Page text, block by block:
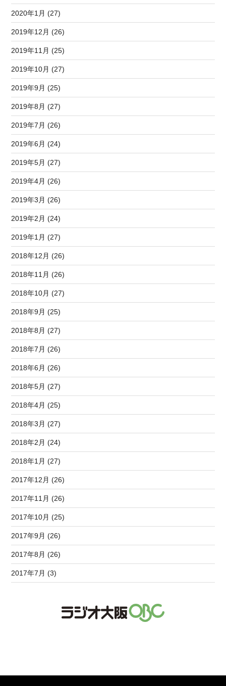
2020年1月 (27)
2019年12月 (26)
2019年11月 (25)
2019年10月 (27)
2019年9月 (25)
2019年8月 (27)
2019年7月 (26)
2019年6月 (24)
2019年5月 (27)
2019年4月 (26)
2019年3月 (26)
2019年2月 (24)
2019年1月 (27)
2018年12月 (26)
2018年11月 (26)
2018年10月 (27)
2018年9月 (25)
2018年8月 (27)
2018年7月 (26)
2018年6月 (26)
2018年5月 (27)
2018年4月 (25)
2018年3月 (27)
2018年2月 (24)
2018年1月 (27)
2017年12月 (26)
2017年11月 (26)
2017年10月 (25)
2017年9月 (26)
2017年8月 (26)
2017年7月 (3)